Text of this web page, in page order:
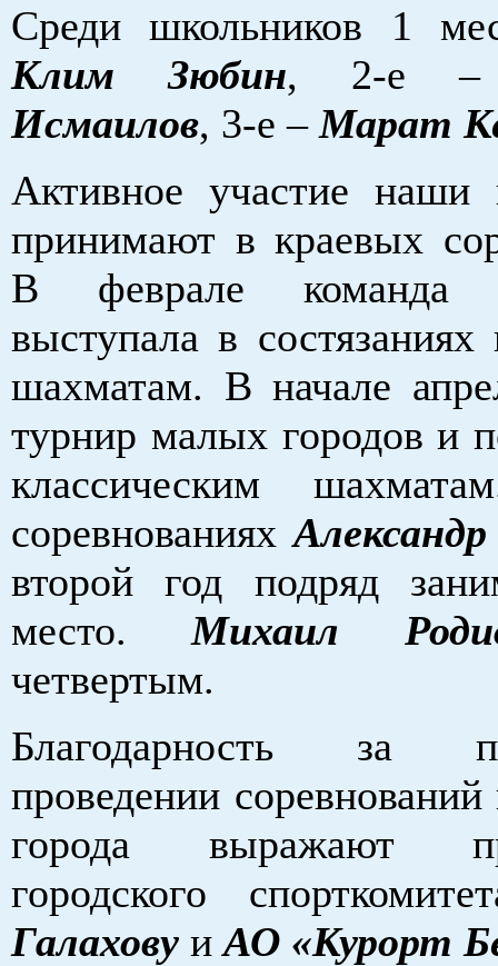
Среди школьников 1
Клим Зюбин, 2-е
Исмаилов, 3-е –Марат
Активное участие наши
принимают в краевых
В феврале команда
выступала в
шахматам. В начале
турнир малых городов и
классическим
соревнованиях
второй год подряд
место.Михаил
четвертым.
Благодарность за
проведении
города выражают
городского
Галахову иАО «Курорт